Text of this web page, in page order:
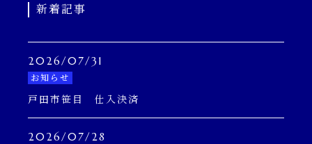
新着記事
2026/07/31
お知らせ
戸田市笹目 仕入決済
2026/07/28